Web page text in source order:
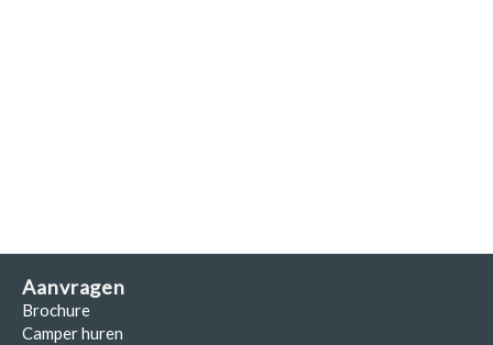
Aanvragen
Brochure
Camper huren